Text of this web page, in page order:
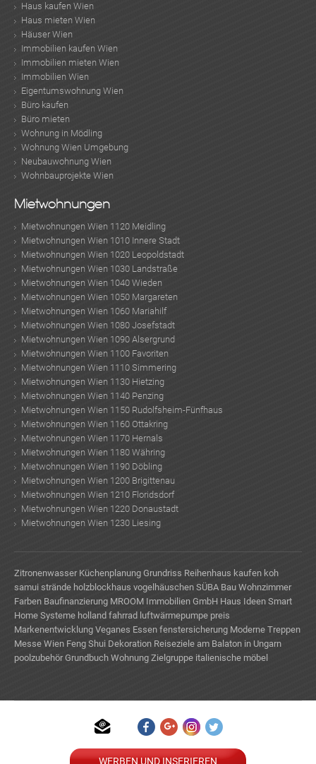
Haus kaufen Wien
Haus mieten Wien
Häuser Wien
Immobilien kaufen Wien
Immobilien mieten Wien
Immobilien Wien
Eigentumswohnung Wien
Büro kaufen
Büro mieten
Wohnung in Mödling
Wohnung Wien Umgebung
Neubauwohnung Wien
Wohnbauprojekte Wien
Mietwohnungen
Mietwohnungen Wien 1120 Meidling
Mietwohnungen Wien 1010 Innere Stadt
Mietwohnungen Wien 1020 Leopoldstadt
Mietwohnungen Wien 1030 Landstraße
Mietwohnungen Wien 1040 Wieden
Mietwohnungen Wien 1050 Margareten
Mietwohnungen Wien 1060 Mariahilf
Mietwohnungen Wien 1080 Josefstadt
Mietwohnungen Wien 1090 Alsergrund
Mietwohnungen Wien 1100 Favoriten
Mietwohnungen Wien 1110 Simmering
Mietwohnungen Wien 1130 Hietzing
Mietwohnungen Wien 1140 Penzing
Mietwohnungen Wien 1150 Rudolfsheim-Fünfhaus
Mietwohnungen Wien 1160 Ottakring
Mietwohnungen Wien 1170 Hernals
Mietwohnungen Wien 1180 Währing
Mietwohnungen Wien 1190 Döbling
Mietwohnungen Wien 1200 Brigittenau
Mietwohnungen Wien 1210 Floridsdorf
Mietwohnungen Wien 1220 Donaustadt
Mietwohnungen Wien 1230 Liesing
Zitronenwasser Küchenplanung Grundriss Reihenhaus kaufen koh
samui strände holzblockhaus vogelhäuschen SÜBA Bau Wohnzimmer
Farben Baufinanzierung MROOM Immobilien GmbH Haus Ideen Smart
Home Systeme holland fahrrad luftwärmepumpe preis
Markenentwicklung Veganes Essen fenstersicherung Moderne Treppen
Messe Wien Feng Shui Dekoration Reiseziele am Balaton in Ungarn
poolzubehör Grundbuch Wohnung Zielgruppe italienische möbel
WERBEN UND INSERIEREN